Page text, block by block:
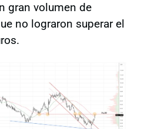
gran volumen de
no lograron superar el